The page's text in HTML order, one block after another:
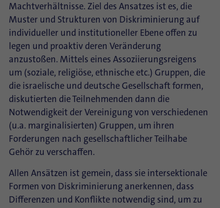
Machtverhältnisse. Ziel des Ansatzes ist es, die
Muster und Strukturen von Diskriminierung auf
individueller und institutioneller Ebene offen zu
legen und proaktiv deren Veränderung
anzustoßen. Mittels eines Assoziierungsreigens
um (soziale, religiöse, ethnische etc.) Gruppen, die
die israelische und deutsche Gesellschaft formen,
diskutierten die Teilnehmenden dann die
Notwendigkeit der Vereinigung von verschiedenen
(u.a. marginalisierten) Gruppen, um ihren
Forderungen nach gesellschaftlicher Teilhabe
Gehör zu verschaffen.
Allen Ansätzen ist gemein, dass sie intersektionale
Formen von Diskriminierung anerkennen, dass
Differenzen und Konflikte notwendig sind, um zu